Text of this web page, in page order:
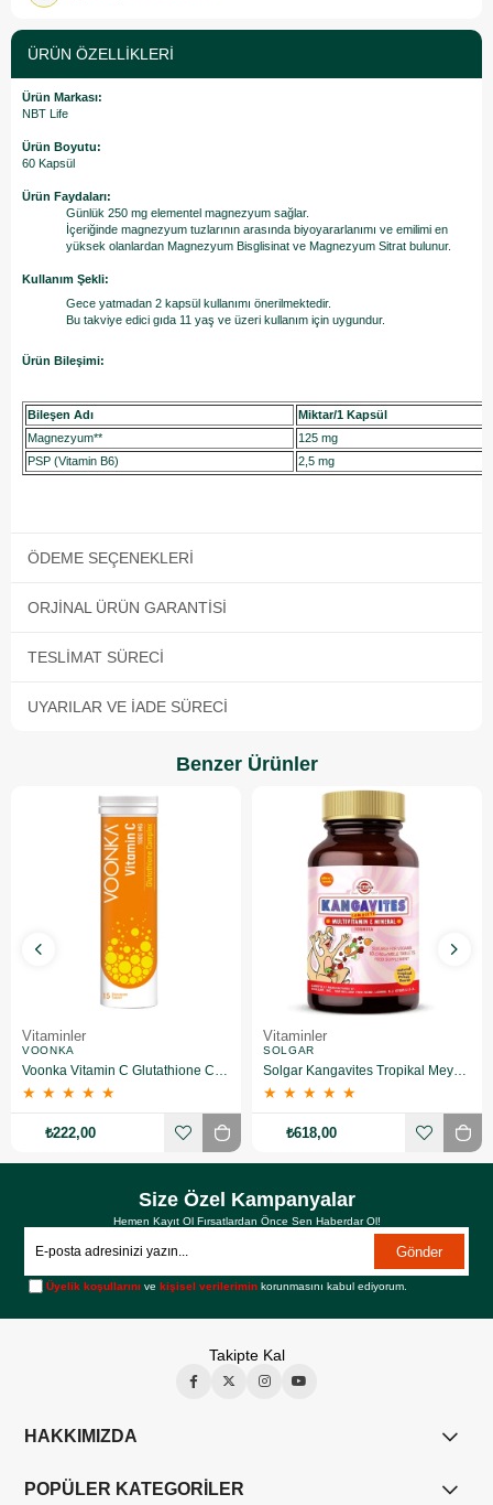
ÜRÜN ÖZELLIKLERI
Ürün Markası:
NBT Life
Ürün Boyutu:
60 Kapsül
Ürün Faydaları:
Günlük 250 mg elementel magnezyum sağlar.
İçeriğinde magnezyum tuzlarının arasında biyoyararlanımı ve emilimi en
yüksek olanlardan Magnezyum Bisglisinat ve Magnezyum Sitrat bulunur.
Kullanım Şekli:
Gece yatmadan 2 kapsül kullanımı önerilmektedir.
Bu takviye edici gıda 11 yaş ve üzeri kullanım için uygundur.
Ürün Bileşimi:
Bileşen Adı
Miktar/1 Kapsül
Magnezyum**
125 mg
PSP (Vitamin B6)
2,5 mg
ÖDEME SEÇENEKLERI
ORJINAL ÜRÜN GARANTISI
TESLIMAT SÜRECI
UYARILAR VE İADE SÜRECI
Benzer Ürünler
Vitaminler
VOONKA
Voonka Vitamin C Glutathione Complex Efervesan 15 Tablet
★ ★ ★ ★ ★
₺222,00
Vitaminler
SOLGAR
Solgar Kangavites Tropikal Meyve Aromalı 60 Tablet
★ ★ ★ ★ ★
₺618,00
Size Özel Kampanyalar
Hemen Kayıt Ol Fırsatlardan Önce Sen Haberdar Ol!
Gönder
Üyelik koşullarını vekişisel verilerimin korunmasını kabul ediyorum.
Takipte Kal
HAKKIMIZDA
POPÜLER KATEGORİLER